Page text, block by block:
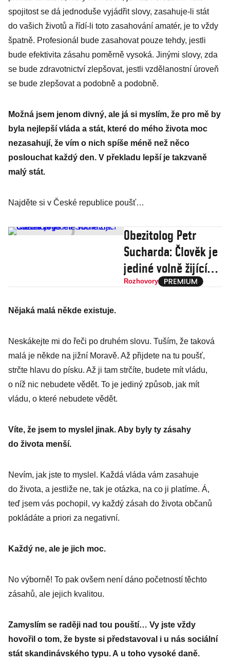
spojitost se dá jednoduše vyjádřit slovy, zasahuje-li stát
do vašich životů a řídí-li toto zasahování amatér, je to vždy
špatně. Profesionál bude zasahovat pouze tehdy, jestli
bude efektivita zásahu poměrně vysoká. Jinými slovy, zda
se bude zdravotnictví zlepšovat, jestli vzdělanostní úroveň
se bude zlepšovat a podobně a podobně.
Možná jsem jenom divný, ale já si myslím, že pro mě by
byla nejlepší vláda a stát, které do mého života moc
nezasahují, že vím o nich spíše méně než něco
poslouchat každý den. V překladu lepší je takzvaně
malý stát.
Najděte si v České republice poušť…
Obezitolog Petr
Sucharda: Člověk je
jediné volně žijící
obézní zvíře
Rozhovory
Nějaká malá někde existuje.
Neskákejte mi do řeči po druhém slovu. Tuším, že taková
malá je někde na jižní Moravě. Až přijdete na tu poušť,
strčte hlavu do písku. Až ji tam strčíte, budete mít vládu,
o níž nic nebudete vědět. To je jediný způsob, jak mít
vládu, o které nebudete vědět.
Víte, že jsem to myslel jinak. Aby byly ty zásahy
do života menší.
Nevím, jak jste to myslel. Každá vláda vám zasahuje
do života, a jestliže ne, tak je otázka, na co ji platíme. Á,
teď jsem vás pochopil, vy každý zásah do života občanů
pokládáte a priori za negativní.
Každý ne, ale je jich moc.
No výborně! To pak ovšem není dáno početností těchto
zásahů, ale jejich kvalitou.
Zamyslím se raději nad tou pouští… Vy jste vždy
hovořil o tom, že byste si představoval i u nás sociální
stát skandinávského typu. A u toho vysoké daně.